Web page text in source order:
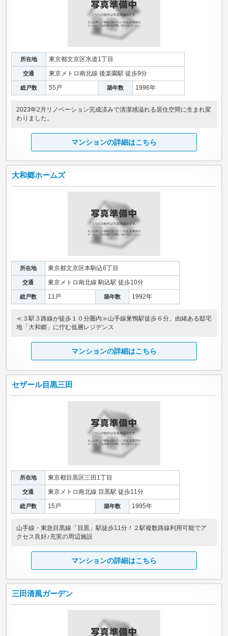
所在地 東京都文京区水道1丁目
交通 東京メトロ南北線 後楽園駅 徒歩9分
総戸数 55戸 築年数 1996年
2023年2月リノベーション完成済みで清潔感溢れる居住空間に生まれ変
わりました。
マンションの詳細はこちら
大和郷ホームズ
所在地 東京都文京区本駒込6丁目
交通 東京メトロ南北線 駒込駅 徒歩10分
総戸数 11戸 築年数 1992年
≪３駅３路線が徒歩１０分圏内≫山手線巣鴨駅徒歩６分。由緒ある邸宅
地「大和郷」に佇む低層レジデンス
マンションの詳細はこちら
セザール目黒三田
所在地 東京都目黒区三田1丁目
交通 東京メトロ南北線 目黒駅 徒歩11分
総戸数 15戸 築年数 1995年
山手線・東急目黒線「目黒」駅徒歩11分！２駅複数路線利用可能でア
クセス良好♪充実の周辺施設
マンションの詳細はこちら
三田清風ガーデン